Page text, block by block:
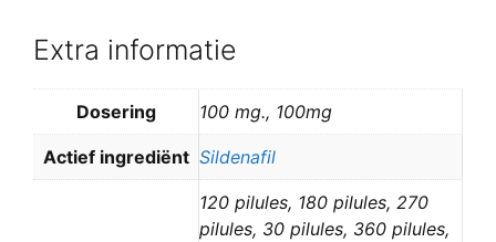
Extra informatie
Dosering 100 mg., 100mg
Actief ingrediënt Sildenafil
120 pilules, 180 pilules, 270
pilules, 30 pilules, 360 pilules,